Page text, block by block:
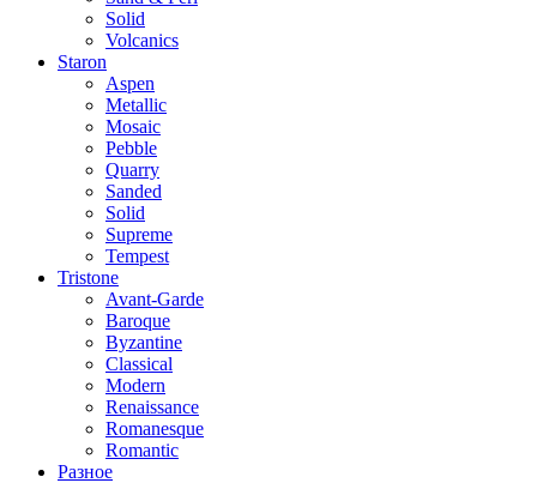
Solid
Volcanics
Staron
Aspen
Metallic
Mosaic
Pebble
Quarry
Sanded
Solid
Supreme
Tempest
Tristone
Avant-Garde
Baroque
Byzantine
Classical
Modern
Renaissance
Romanesque
Romantic
Разное